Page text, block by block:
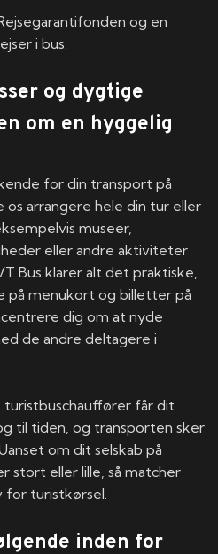
og en
i bus.
og dygtige
om en hyggelig
for din transport på
os arrangere hele din tur eller
museer,
eller andre aktiviteter
Bus klarer alt det praktiske,
menukort og billetter på
dig om at nyde
de andre deltagere i
får dit
til tiden, og transporten sker
om dit selskab på
stort eller lille, så matcher
for turistkørsel.
inden for